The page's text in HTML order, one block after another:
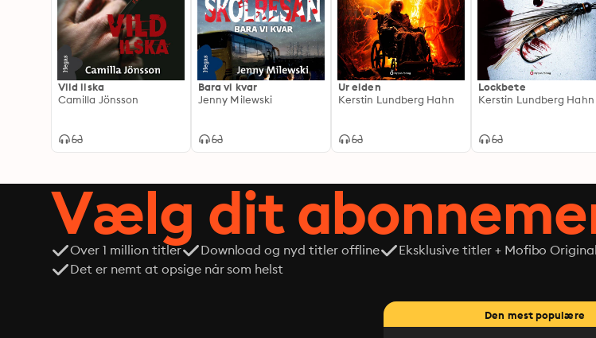
Vild ilska
Camilla Jönsson
Bara vi kvar
Jenny Milewski
Ur elden
Kerstin Lundberg Hahn
Lockbete
Kerstin Lundberg Hahn
Vælg dit
Over 1 million titler Download og nyd titler offline Eksklusive titler + Mofibo
Det er nemt at opsige når som helst
Den mest populære